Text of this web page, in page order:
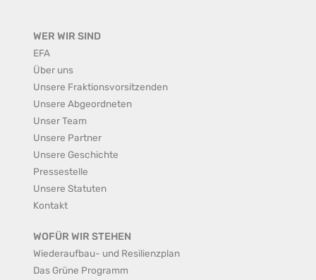
WER WIR SIND
EFA
Über uns
Unsere Fraktionsvorsitzenden
Unsere Abgeordneten
Unser Team
Unsere Partner
Unsere Geschichte
Pressestelle
Unsere Statuten
Kontakt
WOFÜR WIR STEHEN
Wiederaufbau- und Resilienzplan
Das Grüne Programm